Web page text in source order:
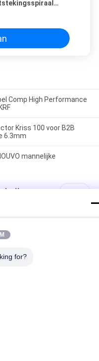
Comp High Performance
Kriss 100 voor B2B
6.3mm
mannelijke
Alle
for?